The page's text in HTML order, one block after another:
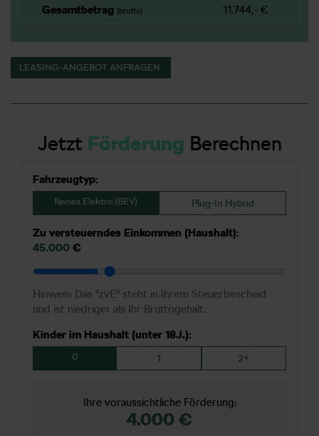
Gesamtbetrag (brutto) 11.744,- €
LEASING-ANGEBOT ANFRAGEN
Jetzt Förderung Berechnen
Fahrzeugtyp:
Reines Elektro (BEV) Plug-In Hybrid
Zu versteuerndes Einkommen (Haushalt):
45.000 €
Hinweis: Das "zvE" steht in Ihrem Steuerbescheid
und ist niedriger als Ihr Bruttogehalt.
Kinder im Haushalt (unter 18J.):
0 1 2+
Ihre voraussichtliche Förderung:
4.000 €